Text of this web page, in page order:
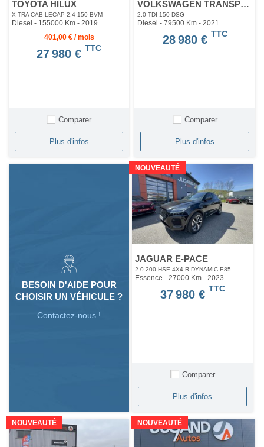
TOYOTA HILUX
X-TRA CAB LECAP 2.4 150 BVM
Diesel - 155000 Km - 2019
401,00 € / mois
27 980 € TTC
Comparer
Plus d'infos
VOLKSWAGEN TRANSPORTER
2.0 TDI 150 DSG
Diesel - 79500 Km- 2021
28 980 € TTC
Comparer
Plus d'infos
BESOIN D'AIDE POUR
CHOISIR UN VÉHICULE ?
Contactez-nous !
NOUVEAUTÉ
JAGUAR E-PACE
2.0 200 HSE 4X4 R-DYNAMIC E85
Essence - 27000 Km- 2023
37 980 € TTC
Comparer
Plus d'infos
NOUVEAUTÉ NOUVEAUTÉ